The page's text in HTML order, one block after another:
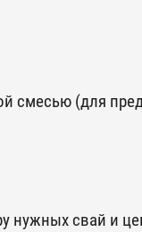
смесью (для
нужных свай и